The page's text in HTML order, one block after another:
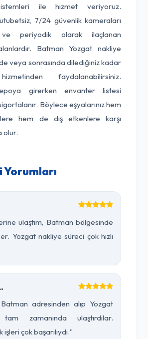
ile hizmet veriyoruz.
7/24 güvenlik kameraları
periyodik olarak ilaçlanan
Batman Yozgat nakliye
veya sonrasında dilediğiniz kadar
faydalanabilirsiniz.
girerken envanter listesi
Böylece eşyalarınız hem
hem de dış etkenlere karşı
olur.
ulaştım, Batman bölgesinde
Yozgat nakliye süreci çok hızlı
Batman adresinden alıp Yozgat
zamanında ulaştırdılar.
çok başarılıydı."